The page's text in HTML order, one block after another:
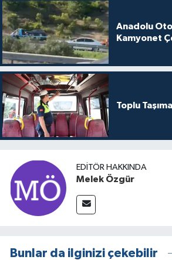
Anadolu
Kamyonet
Toplu
EDITÖR HAKKINDA
Melek Özgür
Bunlar da ilginizi çekebilir